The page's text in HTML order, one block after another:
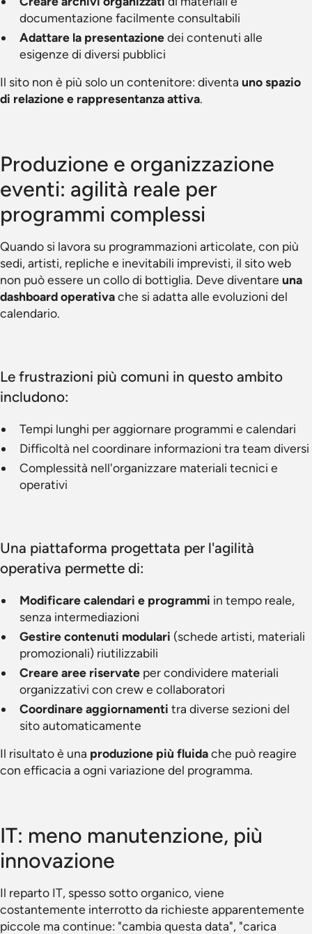
documentazione facilmente consultabili
Adattare la presentazionedei contenuti alle
esigenze di diversi pubblici
Il sito non è più solo un contenitore: diventa uno spazio
di relazione e rappresentanza attiva.
Produzione e organizzazione
eventi: agilità reale per
programmi complessi
Quando si lavora su programmazioni articolate, con più
sedi, artisti, repliche e inevitabili imprevisti, il sito web
non può essere un collo di bottiglia. Deve diventare una
dashboard operativache si adatta alle evoluzioni del
calendario.
Le frustrazioni più comuni in questo ambito
includono:
Tempi lunghi per aggiornare programmi e calendari
Difficoltà nel coordinare informazioni tra team diversi
Complessità nell'organizzare materiali tecnici e
operativi
Una piattaforma progettata per l'agilità
operativa permette di:
Modificare calendari e programmi in tempo reale,
senza intermediazioni
Gestire contenuti modulari (schede artisti, materiali
promozionali) riutilizzabili
Creare aree riservate per condividere materiali
organizzativi con crew e collaboratori
Coordinare aggiornamenti tra diverse sezioni del
sito automaticamente
Il risultato è una produzione più fluidache può reagire
con efficacia a ogni variazione del programma.
IT: meno manutenzione, più
innovazione
Il reparto IT, spesso sotto organico, viene
costantemente interrotto da richieste apparentemente
piccole ma continue: "cambia questa data", "carica